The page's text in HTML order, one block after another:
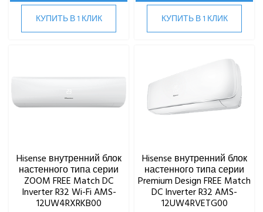
КУПИТЬ В 1 КЛИК КУПИТЬ В 1 КЛИК
Hisense внутренний блок
настенного типа серии
ZOOM FREE Match DC
Inverter R32 Wi-Fi AMS-
12UW4RXRKB00
Hisense внутренний блок
настенного типа серии
Premium Design FREE Match
DC Inverter R32 AMS-
12UW4RVETG00